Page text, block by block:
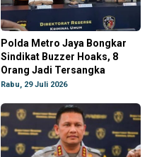
Polda Metro Jaya Bongkar
Sindikat Buzzer Hoaks, 8
Orang Jadi Tersangka
Rabu, 29 Juli 2026